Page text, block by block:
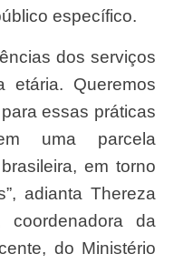
específico.
Queremos
essas práticas
uma parcela
em torno
adianta Thereza
da
do Ministério